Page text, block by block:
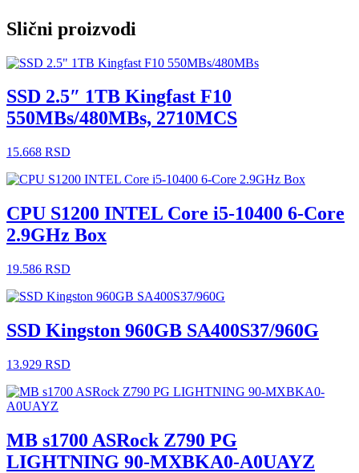
Slični proizvodi
SSD 2.5″ 1TB Kingfast F10
550MBs/480MBs, 2710MCS
15.668 RSD
CPU S1200 INTEL Core i5-10400 6-Core
2.9GHz Box
19.586 RSD
SSD Kingston 960GB SA400S37/960G
13.929 RSD
MB s1700 ASRock Z790 PG
LIGHTNING 90-MXBKA0-A0UAYZ